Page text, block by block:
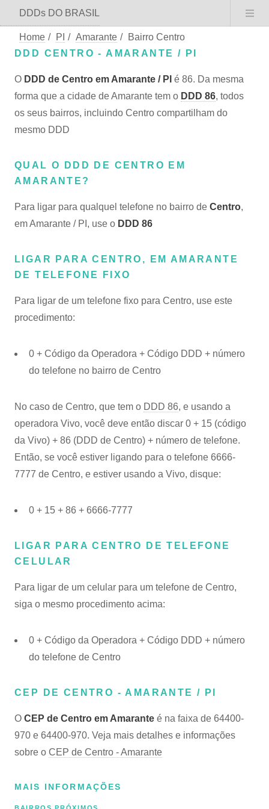
DDDs DO BRASIL
Home / PI / Amarante /
Bairro Centro
DDD CENTRO - AMARANTE / PI
O DDD de Centro em Amarante / PI é 86. Da mesma
forma que a cidade de Amarante tem o DDD 86, todos
os seus bairros, incluindo Centro compartilham do
mesmo DDD
QUAL O DDD DE CENTRO EM
AMARANTE?
Para ligar para qualquel telefone no bairro de Centro,
em Amarante / PI, use o DDD 86
LIGAR PARA CENTRO, EM AMARANTE
DE TELEFONE FIXO
Para ligar de um telefone fixo para Centro, use este
procedimento:
0 + Código da Operadora + Código DDD + número
do telefone no bairro de Centro
No caso de Centro, que tem o DDD 86, e usando a
operadora Vivo, você deve então discar 0 + 15 (código
da Vivo) + 86 (DDD de Centro) + número de telefone.
Então, se você estiver ligando para o telefone 6666-
7777 de Centro, e estiver usando a Vivo, disque:
0 + 15 + 86 + 6666-7777
LIGAR PARA CENTRO DE TELEFONE
CELULAR
Para ligar de um celular para um telefone de Centro,
siga o mesmo procedimento acima:
0 + Código da Operadora + Código DDD + número
do telefone de Centro
CEP DE CENTRO - AMARANTE / PI
O CEP de Centro em Amarante é na faixa de 64400-
970 e 64400-970. Veja mais detalhes e informações
sobre o CEP de Centro - Amarante
MAIS INFORMAÇÕES